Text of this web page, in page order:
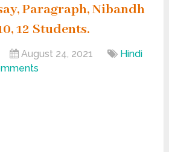
Paragraph, Nibandh
12 Students.
August 24, 2021
Hindi